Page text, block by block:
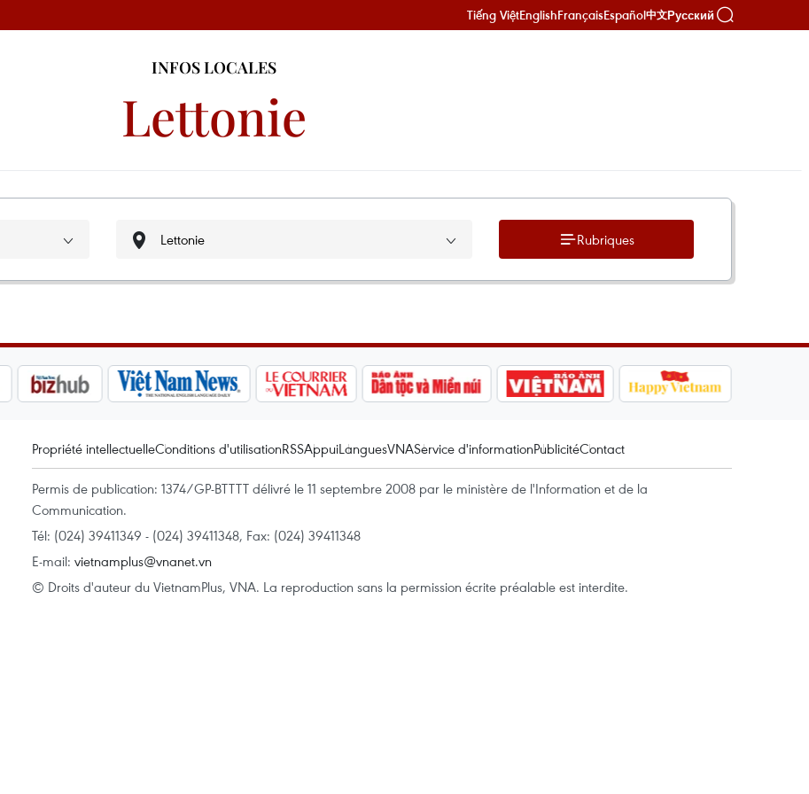
Tiếng ViệtEnglishFrançaisEspañol中文Русский
INFOS LOCALES
Lettonie
Rubriques
Propriété intellectuelleConditions d'utilisationRSSAppuiLanguesVNAService d'informationPublicitéContact
Permis de publication: 1374/GP-BTTTT délivré le 11 septembre 2008 par le ministère de l'Information et de la
Communication.
Tél: (024) 39411349 - (024) 39411348, Fax: (024) 39411348
E-mail: vietnamplus@vnanet.vn
© Droits d'auteur du VietnamPlus, VNA. La reproduction sans la permission écrite préalable est interdite.